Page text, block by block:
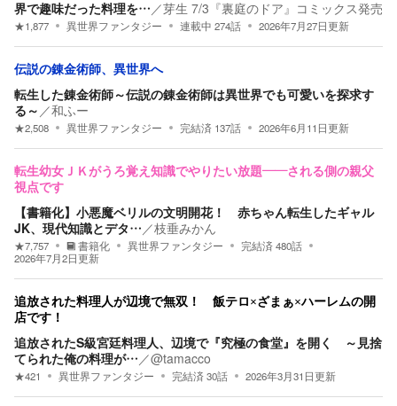
界で趣味だった料理を… ／芽生 7/3『裏庭のドア』コミックス発売
★1,877 異世界ファンタジー 連載中 274話 2026年7月27日更新
伝説の錬金術師、異世界へ
転生した錬金術師～伝説の錬金術師は異世界でも可愛いを探求す
る～ ／和ふー
★2,508 異世界ファンタジー 完結済 137話 2026年6月11日更新
転生幼女ＪＫがうろ覚え知識でやりたい放題——される側の親父
視点です
【書籍化】小悪魔ベリルの文明開花！ 赤ちゃん転生したギャル
JK、現代知識とデタ… ／枝垂みかん
★7,757 書籍化 異世界ファンタジー 完結済 480話
2026年7月2日更新
追放された料理人が辺境で無双！ 飯テロ×ざまぁ×ハーレムの開
店です！
追放されたS級宮廷料理人、辺境で『究極の食堂』を開く ～見捨
てられた俺の料理が… ／@tamacco
★421 異世界ファンタジー 完結済30話 2026年3月31日更新